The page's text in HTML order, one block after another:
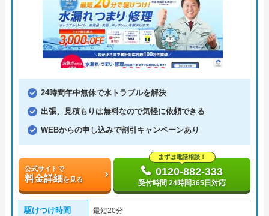
24時間年中無休で水トラブルを解決
出張、見積もりは無料なので気軽に依頼できる
WEBからの申し込みで割引キャンペーンあり
公式サイトで
料金詳細を見る
まずは電話相談！
0120-882-333
受付時間 24時間365日対応
駆けつけ時間 最短20分